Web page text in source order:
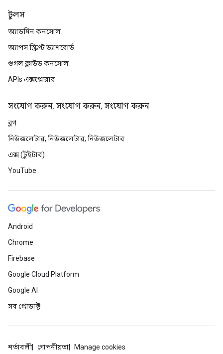
টুলস
অ্যাডমিন কনসোল
অ্যাপস স্ক্রিপ্ট ড্যাশবোর্ড
গুগল ক্লাউড কনসোল
APIs এক্সপ্লোরার
সংযোগ করুন, সংযোগ করুন, সংযোগ করুন
ব্লগ
নিউজলেটার, নিউজলেটার, নিউজলেটার
এক্স (টুইটার)
YouTube
Android
Chrome
Firebase
Google Cloud Platform
Google AI
সব প্রোডাক্ট
শর্তাবলী গোপনীয়তা Manage cookies